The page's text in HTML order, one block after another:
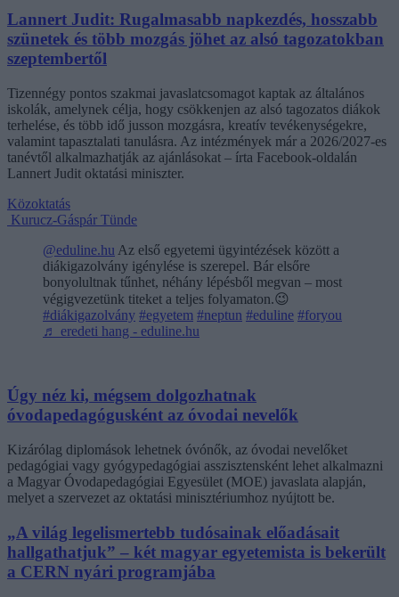
Lannert Judit: Rugalmasabb napkezdés, hosszabb
szünetek és több mozgás jöhet az alsó tagozatokban
szeptembertől
Tizennégy pontos szakmai javaslatcsomagot kaptak az általános
iskolák, amelynek célja, hogy csökkenjen az alsó tagozatos diákok
terhelése, és több idő jusson mozgásra, kreatív tevékenységekre,
valamint tapasztalati tanulásra. Az intézmények már a 2026/2027-es
tanévtől alkalmazhatják az ajánlásokat – írta Facebook-oldalán
Lannert Judit oktatási miniszter.
Közoktatás
Kurucz-Gáspár Tünde
@eduline.hu Az első egyetemi ügyintézések között a
diákigazolvány igénylése is szerepel. Bár elsőre
bonyolultnak tűnhet, néhány lépésből megvan – most
végigvezetünk titeket a teljes folyamaton.😉
#diákigazolvány #egyetem #neptun #eduline #foryou
♬ eredeti hang - eduline.hu
Úgy néz ki, mégsem dolgozhatnak
óvodapedagógusként az óvodai nevelők
Kizárólag diplomások lehetnek óvónők, az óvodai nevelőket
pedagógiai vagy gyógypedagógiai asszisztensként lehet alkalmazni
a Magyar Óvodapedagógiai Egyesület (MOE) javaslata alapján,
melyet a szervezet az oktatási minisztériumhoz nyújtott be.
„A világ legelismertebb tudósainak előadásait
hallgathatjuk” – két magyar egyetemista is bekerült
a CERN nyári programjába